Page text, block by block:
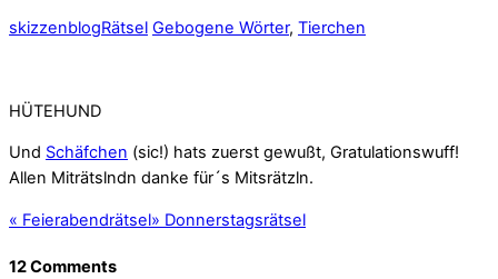
skizzenblogRätsel Gebogene Wörter, Tierchen
HÜTEHUND
Und Schäfchen (sic!) hats zuerst gewußt, Gratulationswuff!
Allen Miträtslndn danke für´s Mitsrätzln.
« Feierabendrätsel» Donnerstagsrätsel
12 Comments